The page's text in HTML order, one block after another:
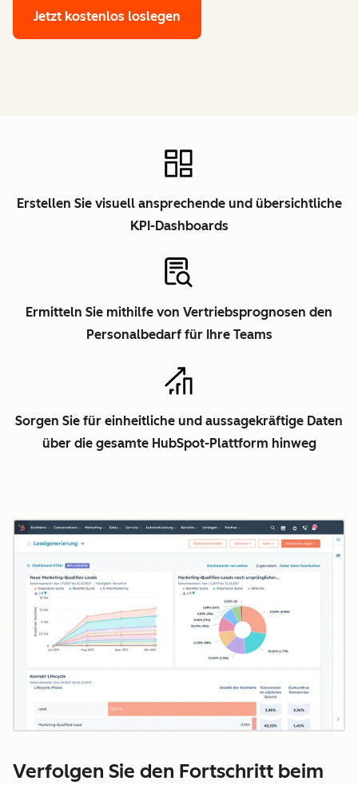
Jetzt kostenlos loslegen
Erstellen Sie visuell ansprechende und übersichtliche
KPI-Dashboards
Ermitteln Sie mithilfe von Vertriebsprognosen den
Personalbedarf für Ihre Teams
Sorgen Sie für einheitliche und aussagekräftige Daten
über die gesamte HubSpot-Plattform hinweg
Verfolgen Sie den Fortschritt beim